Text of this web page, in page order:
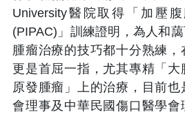
University醫院取得「加壓
(PIPAC)」訓練證明，為人和
腫瘤治療的技巧都十分熟練
更是首屈一指，尤其專精「
原發腫瘤」上的治療，目前
會理事及中華民國傷口醫學